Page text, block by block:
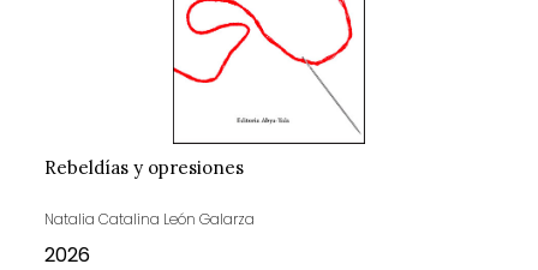
Rebeldías y opresiones
Natalia Catalina León Galarza
2026